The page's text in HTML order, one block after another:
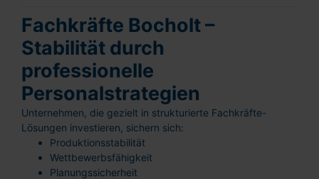
Fachkräfte Bocholt –
Stabilität durch
professionelle
Personalstrategien
Unternehmen, die gezielt in strukturierte Fachkräfte-
Lösungen investieren, sichern sich:
Produktionsstabilität
Wettbewerbsfähigkeit
Planungssicherheit